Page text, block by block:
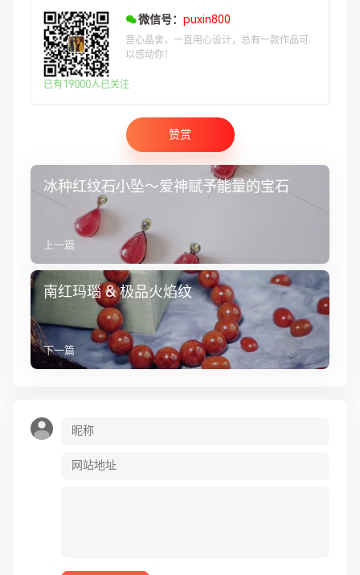
微信号： puxin800
菩心晶舍，一直用心设计，总有一款作品可
以感动你！
已有19000人已关注
赞赏
冰种红纹石小坠～爱神赋予能量的宝石
上一篇
南红玛瑙 & 极品火焰纹
下一篇